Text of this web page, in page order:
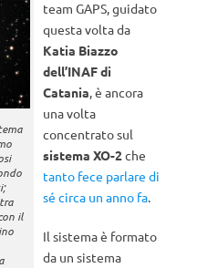
il
team GAPS, guidato
questa volta da
Katia Biazzo
dell’INAF di
Catania, è ancora
una volta
concentrato sul
sistema XO-2che
tanto fece parlare di
sé circa un anno fa.
Il sistema è formato
da un sistema